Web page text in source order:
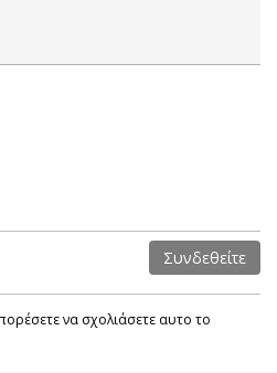
Συνδεθείτε
να σχολιάσετε αυτο το